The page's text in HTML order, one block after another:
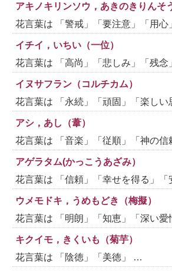
アキノキリンソウ，あきのきりんそ
花言葉は 「警戒」「要注意」「用
イチイ，いちい（一位）
花言葉は 「高尚」「悲しみ」「残
イヌサフラン（コルチカム）
花言葉は 「永続」「頑固」「楽し
アシ，あし（葦）
花言葉は 「音楽」「従順」「神の
アゲラタム(かっこうあざみ）
花言葉は 「信頼」「幸せを得る」
ウメモドキ，うめもどき（梅擬）
花言葉は 「明朗」「知恵」「深い
キクイモ，きくいも（菊芋）
花言葉は 「陰徳」「美徳」 …